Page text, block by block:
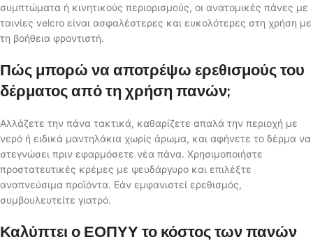
συμπτώματα ή κινητικούς περιορισμούς, οι ανατομικές πάνες με
ταινίες velcro είναι ασφαλέστερες και ευκολότερες στη χρήση με
τη βοήθεια φροντιστή.
Πώς μπορώ να αποτρέψω ερεθισμούς του
δέρματος από τη χρήση πανών;
Αλλάζετε την πάνα τακτικά, καθαρίζετε απαλά την περιοχή με
νερό ή ειδικά μαντηλάκια χωρίς άρωμα, και αφήνετε το δέρμα να
στεγνώσει πριν εφαρμόσετε νέα πάνα. Χρησιμοποιήστε
προστατευτικές κρέμες με ψευδάργυρο και επιλέξτε
αναπνεύσιμα προϊόντα. Εάν εμφανιστεί ερεθισμός,
συμβουλευτείτε γιατρό.
Καλύπτει ο ΕΟΠΥΥ το κόστος των πανών